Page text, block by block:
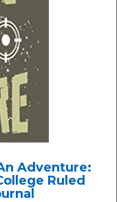
Adventure:
Ruled